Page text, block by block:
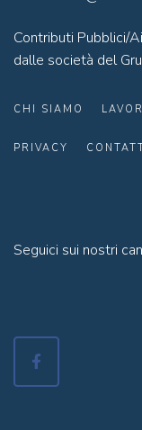
Contributi Pubblici/
dalle società del
CHI SIAMO
PRIVACY
Seguici sui nostri